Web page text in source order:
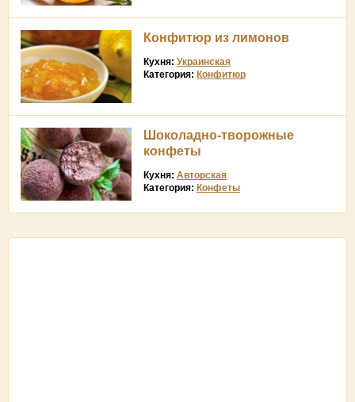
Конфитюр из лимонов
Кухня: Украинская
Категория: Конфитюр
Шоколадно-творожные
конфеты
Кухня: Авторская
Категория: Конфеты